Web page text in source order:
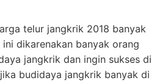
telur jangkrik 2018 banyak
dikarenakan banyak orang
jangkrik dan ingin sukses di
budidaya jangkrik banyak di